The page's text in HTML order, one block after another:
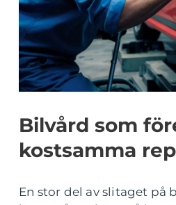
Bilvård som
kostsamma
En stor del av slitaget på